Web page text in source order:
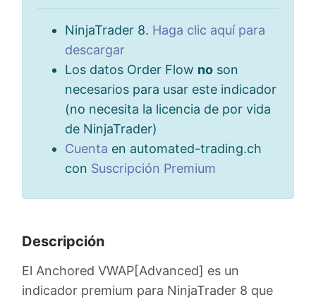
NinjaTrader 8. Haga clic aquí para
descargar
Los datos Order Flow no son
necesarios para usar este indicador
(no necesita la licencia de por vida
de NinjaTrader)
Cuenta en automated-trading.ch
con Suscripción Premium
Descripción
El Anchored VWAP[Advanced] es un
indicador premium para NinjaTrader 8 que